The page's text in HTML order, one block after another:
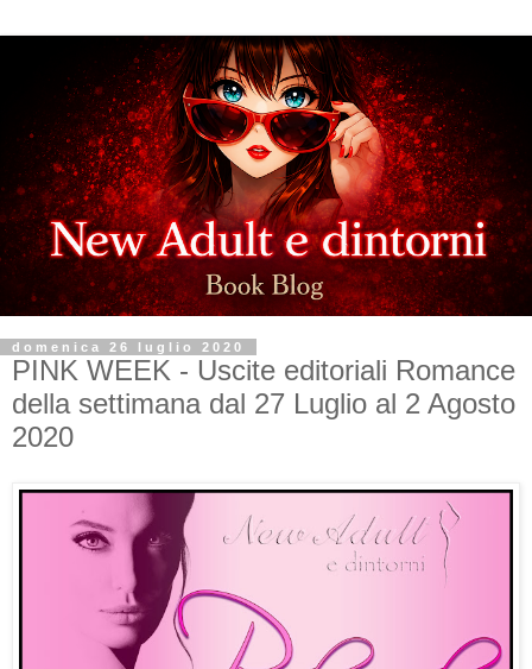
domenica 26 luglio 2020
PINK WEEK - Uscite editoriali Romance
della settimana dal 27 Luglio al 2 Agosto
2020